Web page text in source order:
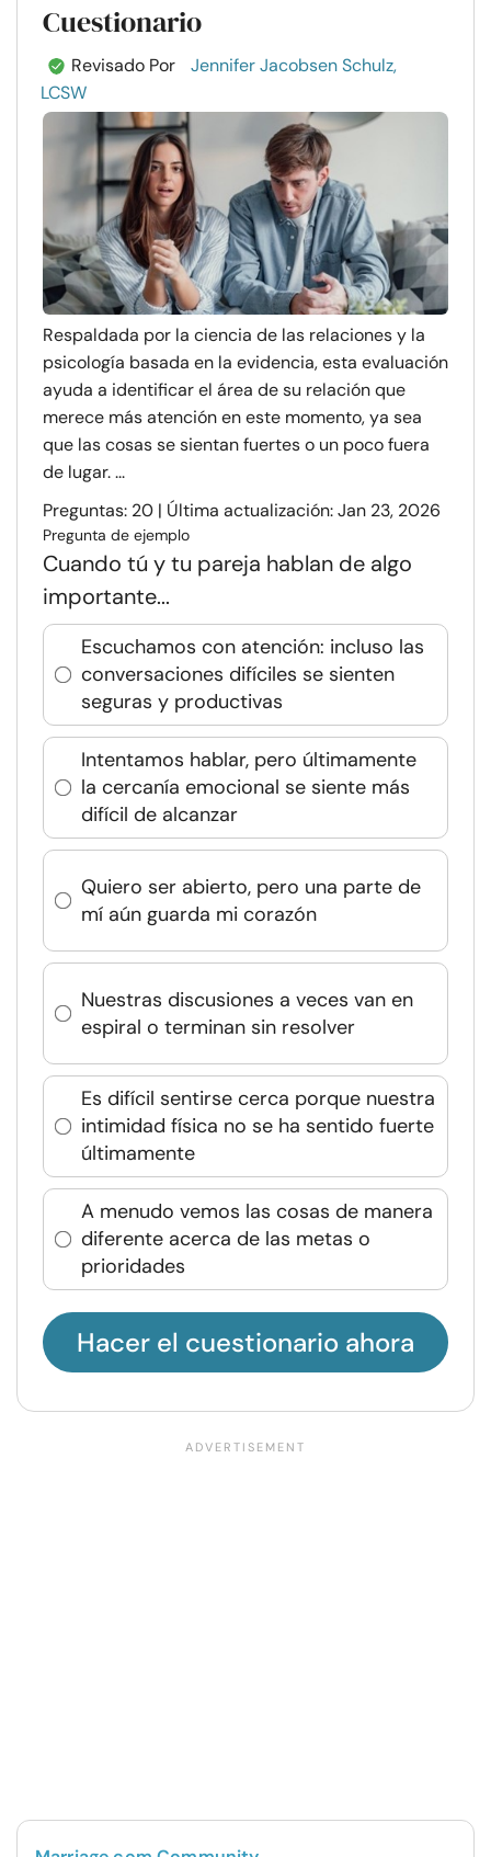
Cuestionario
Revisado Por
Jennifer Jacobsen Schulz,
LCSW
Respaldada por la ciencia de las relaciones y la
psicología basada en la evidencia, esta evaluación
ayuda a identificar el área de su relación que
merece más atención en este momento, ya sea
que las cosas se sientan fuertes o un poco fuera
de lugar. ...
Preguntas: 20 | Última actualización: Jan 23, 2026
Pregunta de ejemplo
Cuando tú y tu pareja hablan de algo
importante...
Escuchamos con atención: incluso las
conversaciones difíciles se sienten
seguras y productivas
Intentamos hablar, pero últimamente
la cercanía emocional se siente más
difícil de alcanzar
Quiero ser abierto, pero una parte de
mí aún guarda mi corazón
Nuestras discusiones a veces van en
espiral o terminan sin resolver
Es difícil sentirse cerca porque nuestra
intimidad física no se ha sentido fuerte
últimamente
A menudo vemos las cosas de manera
diferente acerca de las metas o
prioridades
Hacer el cuestionario ahora